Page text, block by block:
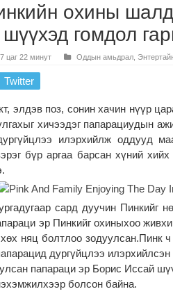
охины
гомдол
цаг 22 минут Оддын амьдрал
Twitter
элдэв поз, сонин хачин нүүр
хичээдэг папарациудын
илэрхийлж оддууд
бүр аргаа барсан хүний
сард дуучин Пинкийг
эр Пинкийг охиныхоо
няц болтлоо зодуулсан.Пинк
дургүйцлээ илэрхийлсэн
папараци эр Борис Иссай
болсон байна.